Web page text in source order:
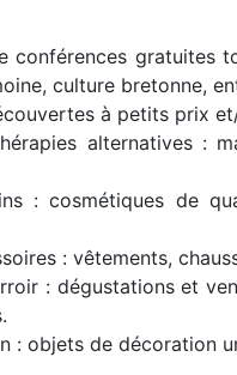
conférences gratuites
culture bretonne,
à petits prix
alternatives :
: cosmétiques de
: vêtements,
: dégustations et
: objets de décoration